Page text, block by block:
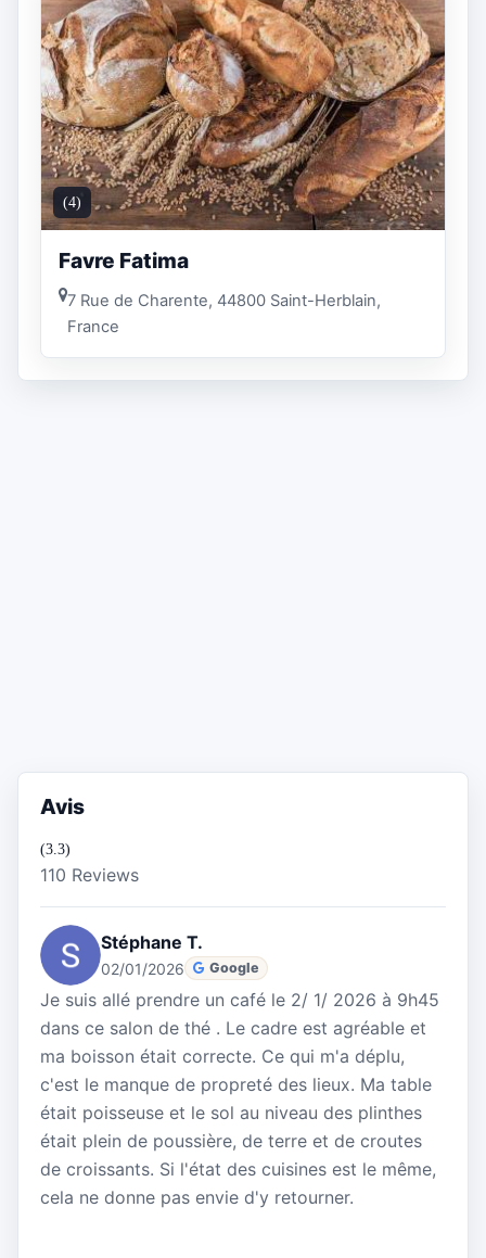
(4)
Favre Fatima
7 Rue de Charente, 44800 Saint-Herblain,
France
Avis
(3.3)
110 Reviews
Stéphane T.
02/01/2026 Google
Je suis allé prendre un café le 2/ 1/ 2026 à 9h45
dans ce salon de thé . Le cadre est agréable et
ma boisson était correcte. Ce qui m'a déplu,
c'est le manque de propreté des lieux. Ma table
était poisseuse et le sol au niveau des plinthes
était plein de poussière, de terre et de croutes
de croissants. Si l'état des cuisines est le même,
cela ne donne pas envie d'y retourner.